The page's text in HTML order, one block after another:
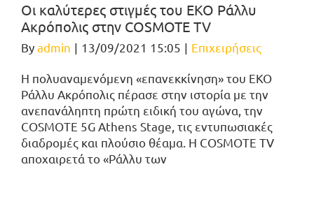
Οι καλύτερες στιγμές του ΕΚΟ Ράλλυ
Ακρόπολις στην COSMOTE TV
Byadmin | 13/09/2021 15:05 | Επιχειρήσεις
Η πολυαναμενόμενη «επανεκκίνηση» του ΕΚΟ
Ράλλυ Ακρόπολις πέρασε στην ιστορία με την
ανεπανάληπτη πρώτη ειδική του αγώνα, την
COSMOTE 5G Athens Stage, τις εντυπωσιακές
διαδρομές και πλούσιο θέαμα. Η COSMOTE TV
αποχαιρετά το «Ράλλυ των